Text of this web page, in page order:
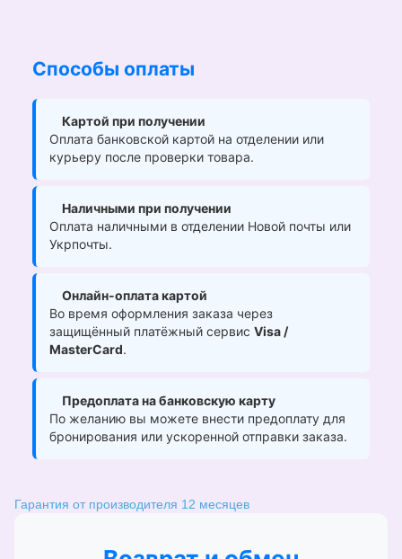
Способы оплаты
Картой при получении
Оплата банковской картой на отделении или
курьеру после проверки товара.
Наличными при получении
Оплата наличными в отделении Новой почты или
Укрпочты.
Онлайн-оплата картой
Во время оформления заказа через
защищённый платёжный сервис Visa /
MasterCard.
Предоплата на банковскую карту
По желанию вы можете внести предоплату для
бронирования или ускоренной отправки заказа.
Гарантия от производителя 12 месяцев